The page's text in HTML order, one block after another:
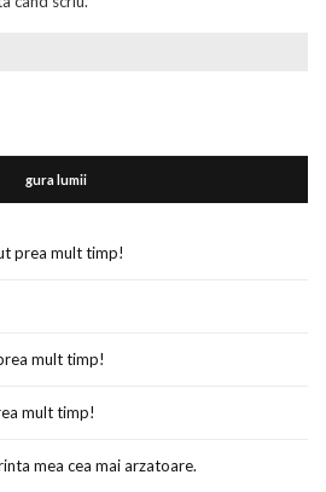
gura lumii
prea mult timp!
mult timp!
mult timp!
mea cea mai arzatoare.